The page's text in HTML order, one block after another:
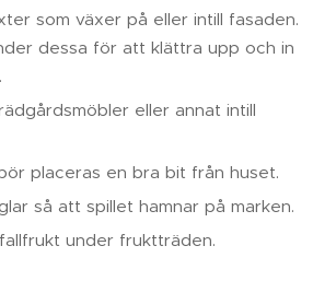
som växer på eller intill fasaden.
dessa för att klättra upp och in
eller annat intill
placeras en bra bit från huset.
så att spillet hamnar på marken.
under fruktträden.